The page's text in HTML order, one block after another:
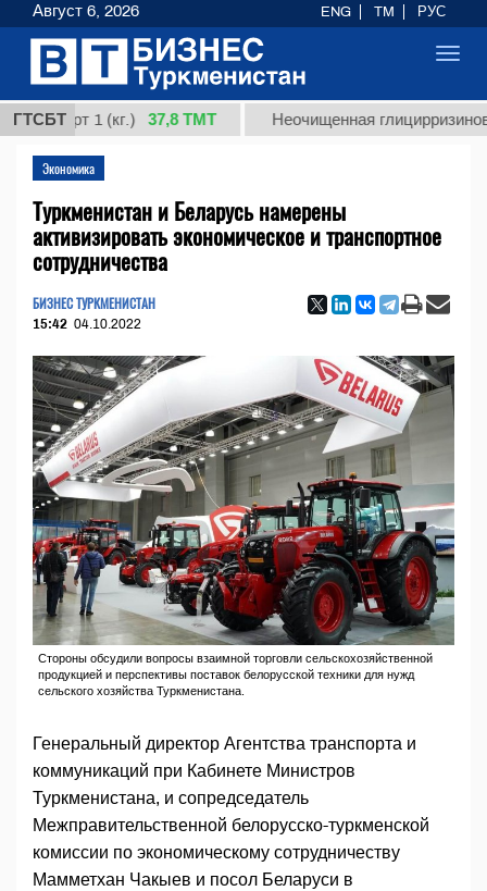
ГТСБТ
1 (кг.) 37,8 ТМТ Неочищенная глицирризиновая
Экономика
Туркменистан и Беларусь намерены
активизировать экономическое и транспортное
сотрудничества
БИЗНЕС ТУРКМЕНИСТАН
15:42 04.10.2022
Стороны обсудили вопросы взаимной торговли сельскохозяйственной
продукцией и перспективы поставок белорусской техники для нужд
сельского хозяйства Туркменистана.
Генеральный директор Агентства транспорта и
коммуникаций при Кабинете Министров
Туркменистана, и сопредседатель
Межправительственной белорусско-туркменской
комиссии по экономическому сотрудничеству
Мамметхан Чакыев и посол Беларуси в
Август 6, 2026 ENG TM РУС